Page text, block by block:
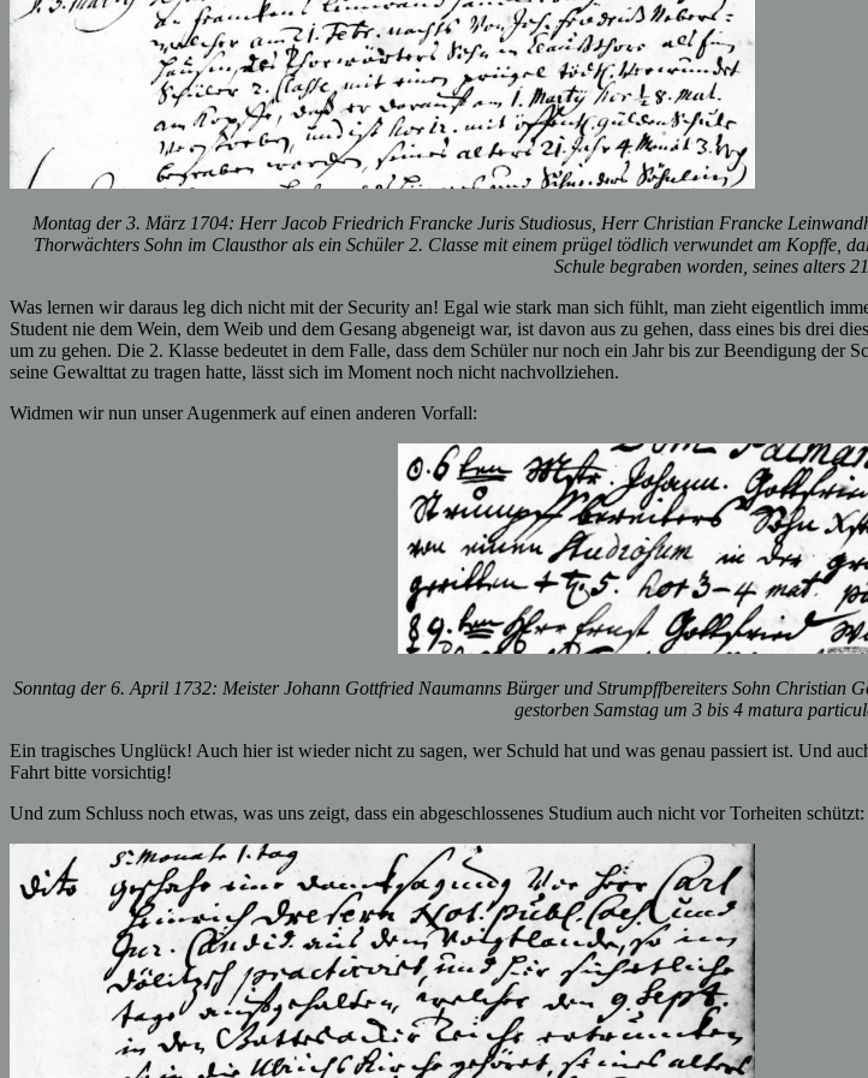
Montag der 3. März 1704: Herr Jacob Friedrich Francke Juris Studiosus, Herr Christian Francke
Thorwächters Sohn im Clausthor als ein Schüler 2. Classe mit einem prügel tödlich verwundet am Kopffe,
Schule begraben worden, seines alters
Was lernen wir daraus leg dich nicht mit der Security an! Egal wie stark man sich fühlt, man zieht eigentlich
Student nie dem Wein, dem Weib und dem Gesang abgeneigt war, ist davon aus zu gehen, dass eines bis drei
um zu gehen. Die 2. Klasse bedeutet in dem Falle, dass dem Schüler nur noch ein Jahr bis zur Beendigung
seine Gewalttat zu tragen hatte, lässt sich im Moment noch nicht nachvollziehen.
Widmen wir nun unser Augenmerk auf einen anderen Vorfall:
Sonntag der 6. April 1732: Meister Johann Gottfried Naumanns Bürger und Strumpffbereiters Sohn Christian
gestorben Samstag um 3 bis 4 matura
Ein tragisches Unglück! Auch hier ist wieder nicht zu sagen, wer Schuld hat und was genau passiert ist. Und
Fahrt bitte vorsichtig!
Und zum Schluss noch etwas, was uns zeigt, dass ein abgeschlossenes Studium auch nicht vor Torheiten schützt: